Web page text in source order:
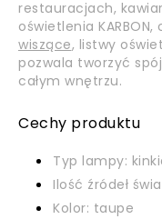
restauracjach,
oświetlenia
wiszące, listwy
pozwala tworzyć
całym wnętrzu.
Cechy produktu
Typ lampy:
Ilość źródeł
Kolor: taupe